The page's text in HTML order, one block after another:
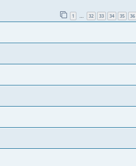
1 … 32 33 34 35 36